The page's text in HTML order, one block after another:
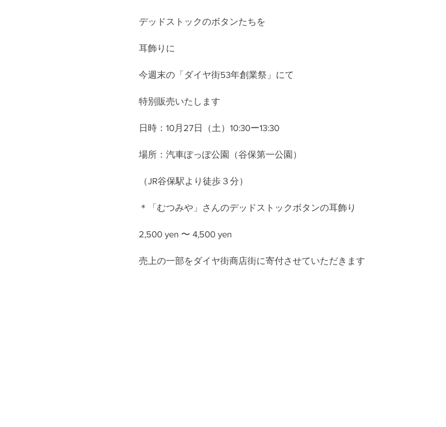
デッドストックのボタンたちを
耳飾りに
今週末の「ダイヤ街53年創業祭」にて
特別販売いたします
日時：10月27日（土）10:30ー13:30
場所：汽車ぽっぽ公園（谷保第一公園）
（JR谷保駅より徒歩３分）
＊「むつみや」さんのデッドストックボタンの耳飾り
2,500 yen 〜 4,500 yen
売上の一部をダイヤ街商店街に寄付させていただきます